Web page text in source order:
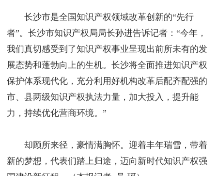
长沙市是全国知识产权领域改革创新的“先行
者”。长沙市知识产权局局长孙进告诉记者：“今年，
我们真切感受到了知识产权事业呈现出前所未有的发
展态势和蓬勃向上的生机。长沙将全面推进知识产权
保护体系现代化，充分利用好机构改革后配齐配强的
市、县两级知识产权执法力量，加大投入，提升能
力，持续优化营商环境。”
却顾所来径，豪情满胸怀。迎着丰年瑞雪，带着
新的梦想，代表们踏上归途，迈向新时代知识产权强